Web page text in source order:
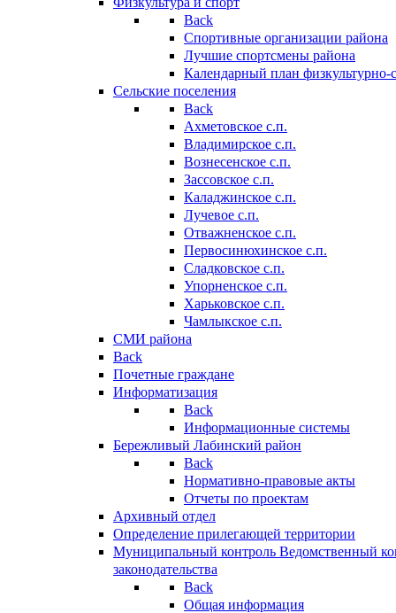
Back
Спортивные организации района
Лучшие спортсмены района
Календарный план
Сельские поселения
Back
Ахметовское с.п.
Владимирское с.п.
Вознесенское с.п.
Зассовское с.п.
Каладжинское с.п.
Лучевое с.п.
Отважненское с.п.
Первосинюхинское с.п.
Сладковское с.п.
Упорненское с.п.
Харьковское с.п.
Чамлыкское с.п.
СМИ района
Back
Почетные граждане
Информатизация
Back
Информационные системы
Бережливый Лабинский район
Back
Нормативно-правовые акты
Отчеты по проектам
Архивный отдел
Определение прилегающей территории
Муниципальный контроль Ведомственный
законодательства
Back
Общая информация